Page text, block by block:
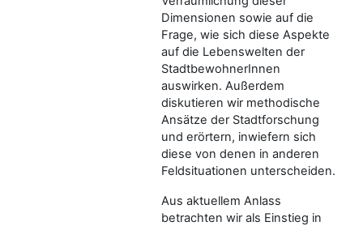
Dimensionen sowie auf die
Frage, wie sich diese Aspekte
auf die Lebenswelten der
StadtbewohnerInnen
auswirken. Außerdem
diskutieren wir methodische
Ansätze der Stadtforschung
und erörtern, inwiefern sich
diese von denen in anderen
Feldsituationen unterscheiden.
Aus aktuellem Anlass
betrachten wir als Einstieg in